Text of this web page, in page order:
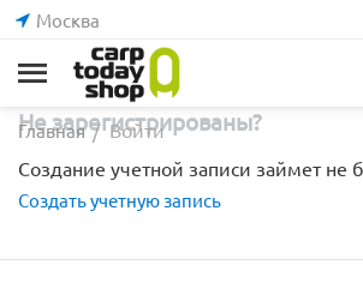
Москва
Главная / Войти
Не зарегистрированы?
Создание учетной записи займет не
Создать учетную запись